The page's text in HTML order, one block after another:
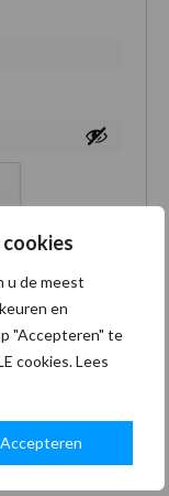
u de meest
en
"Accepteren" te
cookies. Lees
Accepteren
om je
toegang
doeleinden
.